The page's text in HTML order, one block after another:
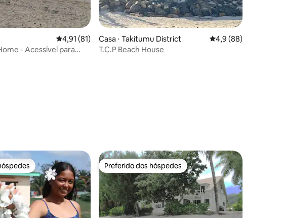
de 5, 53 avaliações
4,91 de uma avaliação média de 5, 81 avaliações
4,91 (81)
- Acessível para
Casa ⋅ Takitumu District 4,9 de uma
4,9 (88)
T.C.P Beach House
Preferido dos hóspedes
Preferido dos hóspedes